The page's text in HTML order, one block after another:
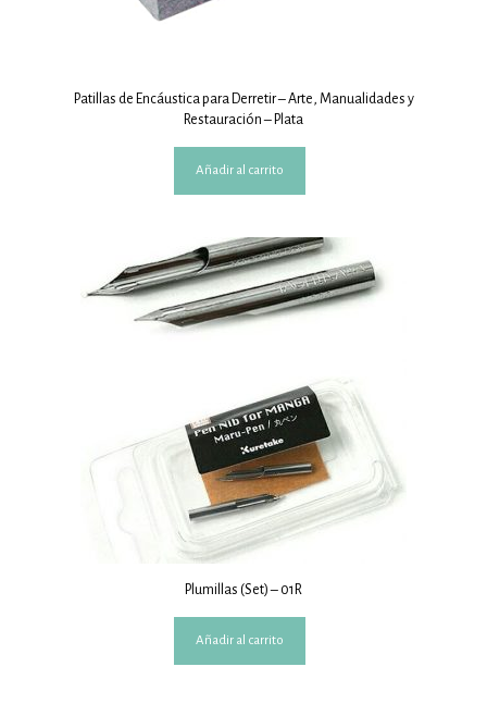
Patillas de Encáustica para Derretir – Arte, Manualidades y
Restauración – Plata
Añadir al carrito
Plumillas (Set) – 01R
Añadir al carrito